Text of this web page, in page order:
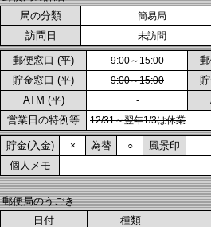
局の分類
簡易局
訪問日
未訪問
郵便窓口 (平) 9:00～15:00
貯金窓口 (平) 9:00～15:00
ATM (平) -
営業日の特例等 12/31～翌年1/3は休業
貯金(入金) × 為替 ○ 風景印
個人メモ
郵便局のうごき
日付
種類